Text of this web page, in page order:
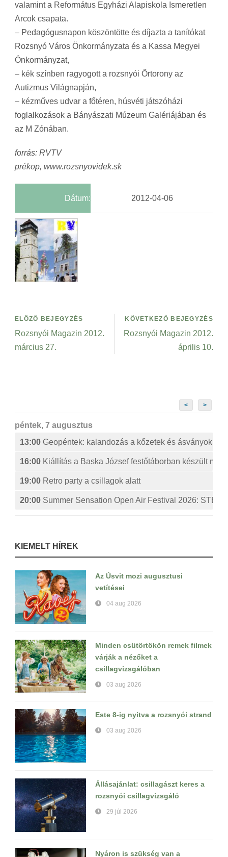
valamint a Református Egyházi Alapiskola Ismeretlen
Arcok csapata.
– Pedagógusnapon köszöntötte és díjazta a tanítókat
Rozsnyó Város Önkormányzata és a Kassa Megyei
Önkormányzat,
– kék színben ragyogott a rozsnyói Őrtorony az
Autizmus Világnapján,
– kézműves udvar a főtéren, húsvéti játszóházi
foglalkozások a Bányászati Múzeum Galériájában és
az M Zónában.
forrás: RVTV
prékop, www.rozsnyovidek.sk
Dátum: 2012-04-06
ELŐZŐ BEJEGYZÉS
Rozsnyói Magazin 2012.
március 27.
KÖVETKEZŐ BEJEGYZÉS
Rozsnyói Magazin 2012.
április 10.
< >
péntek, 7 augusztus
13:00 Geopéntek: kalandozás a kőzetek és ásványok
16:00 Kiállítás a Baska József festőtáborban készült
19:00 Retro party a csillagok alatt
20:00 Summer Sensation Open Air Festival 2026:
KIEMELT HÍREK
Az Úsvit mozi augusztusi
vetítései
04 aug 2026
Minden csütörtökön remek filmek
várják a nézőket a
csillagvizsgálóban
03 aug 2026
Este 8-ig nyitva a rozsnyói strand
03 aug 2026
Állásajánlat: csillagászt keres a
rozsnyói csillagvizsgáló
29 júl 2026
Nyáron is szükség van a